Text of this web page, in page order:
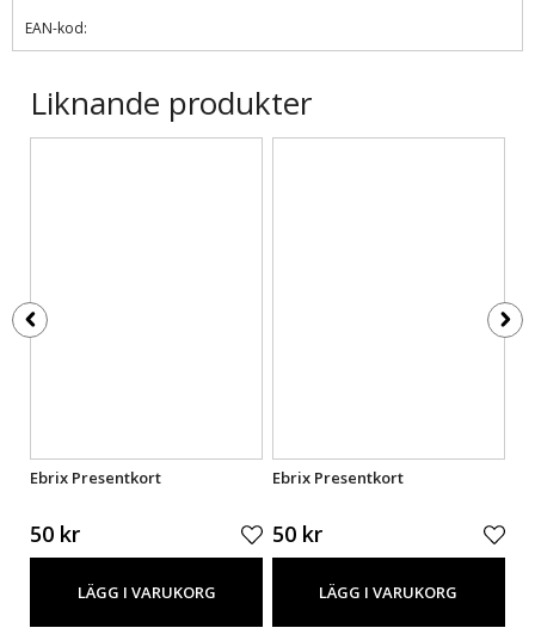
EAN-kod:
Liknande produkter
Ebrix Presentkort
50 kr
LÄGG I VARUKORG
Ebrix Presentkort
50 kr
LÄGG I VARUKORG